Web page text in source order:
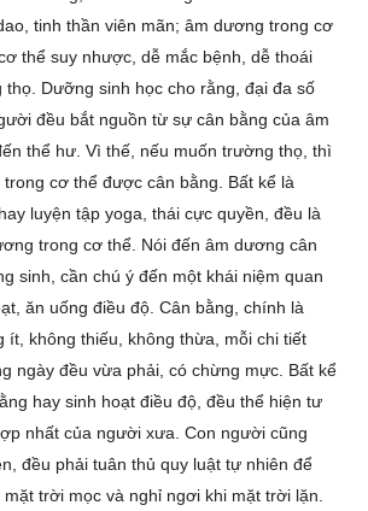
tinh thần viên mãn; âm dương trong cơ
thể suy nhược, dễ mắc bệnh, dễ thoái
thọ. Dưỡng sinh học cho rằng, đại đa số
đều bắt nguồn từ sự cân bằng của âm
thể hư. Vì thế, nếu muốn trường thọ, thì
cơ thể được cân bằng. Bất kể là
luyện tập yoga, thái cực quyền, đều là
trong cơ thể. Nói đến âm dương cân
sinh, cần chú ý đến một khái niệm quan
ăn uống điều độ. Cân bằng, chính là
ít, không thiếu, không thừa, mỗi chi tiết
ngày đều vừa phải, có chừng mực. Bất kể
hay sinh hoạt điều độ, đều thể hiện tư
nhất của người xưa. Con người cũng
đều phải tuân thủ quy luật tự nhiên để
trời mọc và nghỉ ngơi khi mặt trời lặn.